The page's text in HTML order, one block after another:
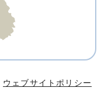
ウェブサイトポリシー